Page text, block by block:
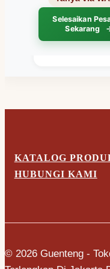
Selesaikan
Sekarang
KATALOG
HUBUNGI KAMI
© 2026 Guenteng -